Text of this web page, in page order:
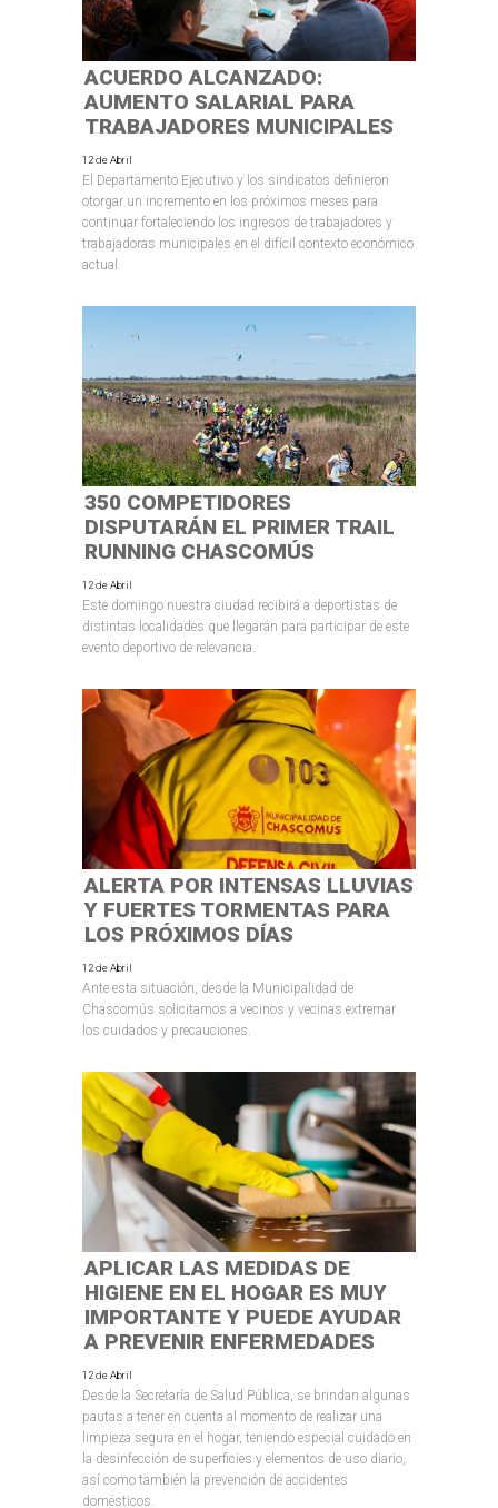
ACUERDO ALCANZADO:
AUMENTO SALARIAL PARA
TRABAJADORES MUNICIPALES
12 de Abril
El Departamento Ejecutivo y los sindicatos definieron
otorgar un incremento en los próximos meses para
continuar fortaleciendo los ingresos de trabajadores y
trabajadoras municipales en el difícil contexto económico
actual.
350 COMPETIDORES
DISPUTARÁN EL PRIMER TRAIL
RUNNING CHASCOMÚS
12 de Abril
Este domingo nuestra ciudad recibirá a deportistas de
distintas localidades que llegarán para participar de este
evento deportivo de relevancia.
ALERTA POR INTENSAS LLUVIAS
Y FUERTES TORMENTAS PARA
LOS PRÓXIMOS DÍAS
12 de Abril
Ante esta situación, desde la Municipalidad de
Chascomús solicitamos a vecinos y vecinas extremar
los cuidados y precauciones.
APLICAR LAS MEDIDAS DE
HIGIENE EN EL HOGAR ES MUY
IMPORTANTE Y PUEDE AYUDAR
A PREVENIR ENFERMEDADES
12 de Abril
Desde la Secretaría de Salud Pública, se brindan algunas
pautas a tener en cuenta al momento de realizar una
limpieza segura en el hogar, teniendo especial cuidado en
la desinfección de superficies y elementos de uso diario,
así como también la prevención de accidentes
domésticos.